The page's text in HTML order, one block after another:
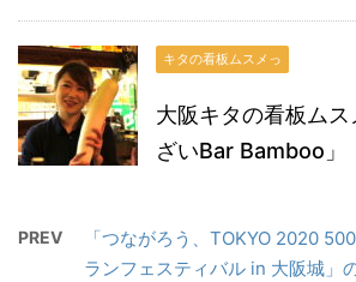
キタの看板ムスメっ
大阪キタの看板ム
ざいBar Bamboo」
PREV
「つながろう、TOKYO 2020
ランフェスティバル in 大阪城」